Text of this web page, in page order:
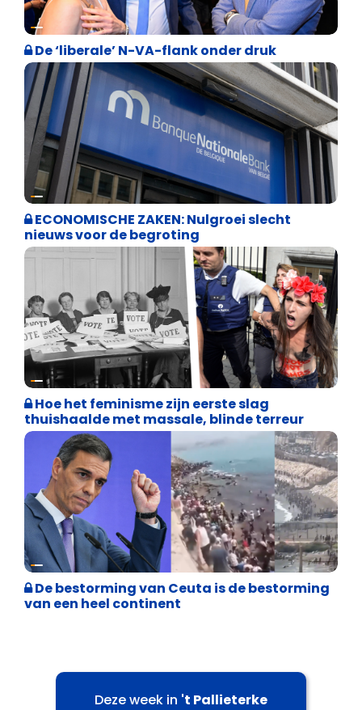
Binnenland politiek
De ‘liberale’ N-VA-flank onder druk
Binnenland politiek
ECONOMISCHE ZAKEN: Nulgroei slecht
nieuws voor de begroting
Cultuuroorlog
Hoe het feminisme zijn eerste slag
thuishaalde met massale, blinde terreur
Asiel en Migratie
De bestorming van Ceuta is de bestorming
van een heel continent
Deze week in 't Pallieterke